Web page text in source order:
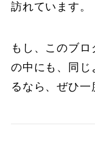
訪れています。
もし、このブ
の中にも、同じ
るなら、ぜひ一